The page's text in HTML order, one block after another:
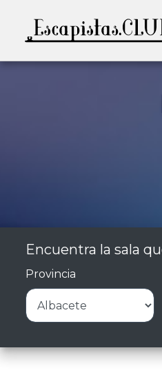
Encuentra la sala
Provincia